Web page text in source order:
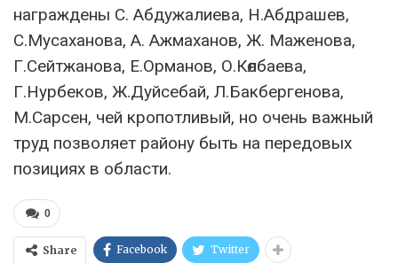
награждены С. Абдужалиева, Н.Абдрашев,
С.Мусаханова, А. Ажмаханов, Ж. Маженова,
Г.Сейтжанова, Е.Орманов, О.Көлбаева,
Г.Нурбеков, Ж.Дуйсебай, Л.Бакбергенова,
М.Сарсен, чей кропотливый, но очень важный
труд позволяет району быть на передовых
позициях в области.
0
Share Facebook Twitter